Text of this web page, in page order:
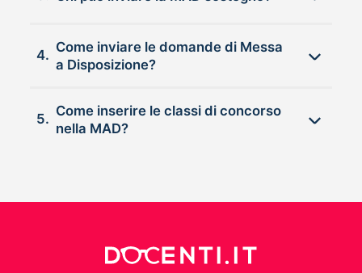
4.
Come inviare le domande di Messa
a Disposizione?
5.
Come inserire le classi di concorso
nella MAD?